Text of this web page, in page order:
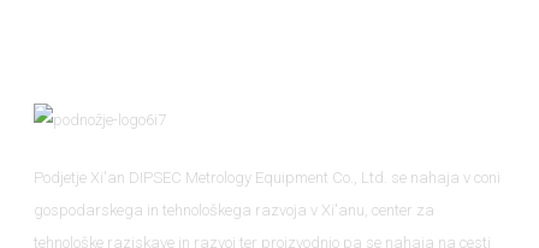
Podjetje Xi'an DIPSEC Metrology Equipment Co., Ltd. se nahaja v coni
gospodarskega in tehnološkega razvoja v Xi'anu, center za
tehnološke raziskave in razvoj ter proizvodnjo pa se nahaja na cesti